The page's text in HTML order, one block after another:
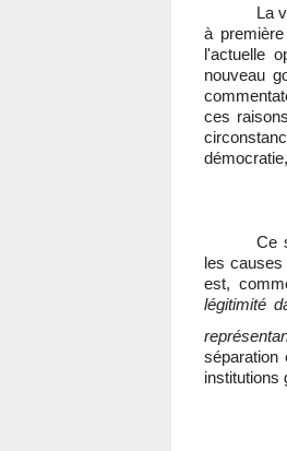
La
à
l'actuelle
nouveau
ces
Ce
les causes
est,
légitimité
séparation
institutions